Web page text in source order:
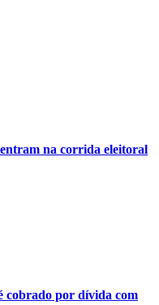
na corrida eleitoral
cobrado por dívida com